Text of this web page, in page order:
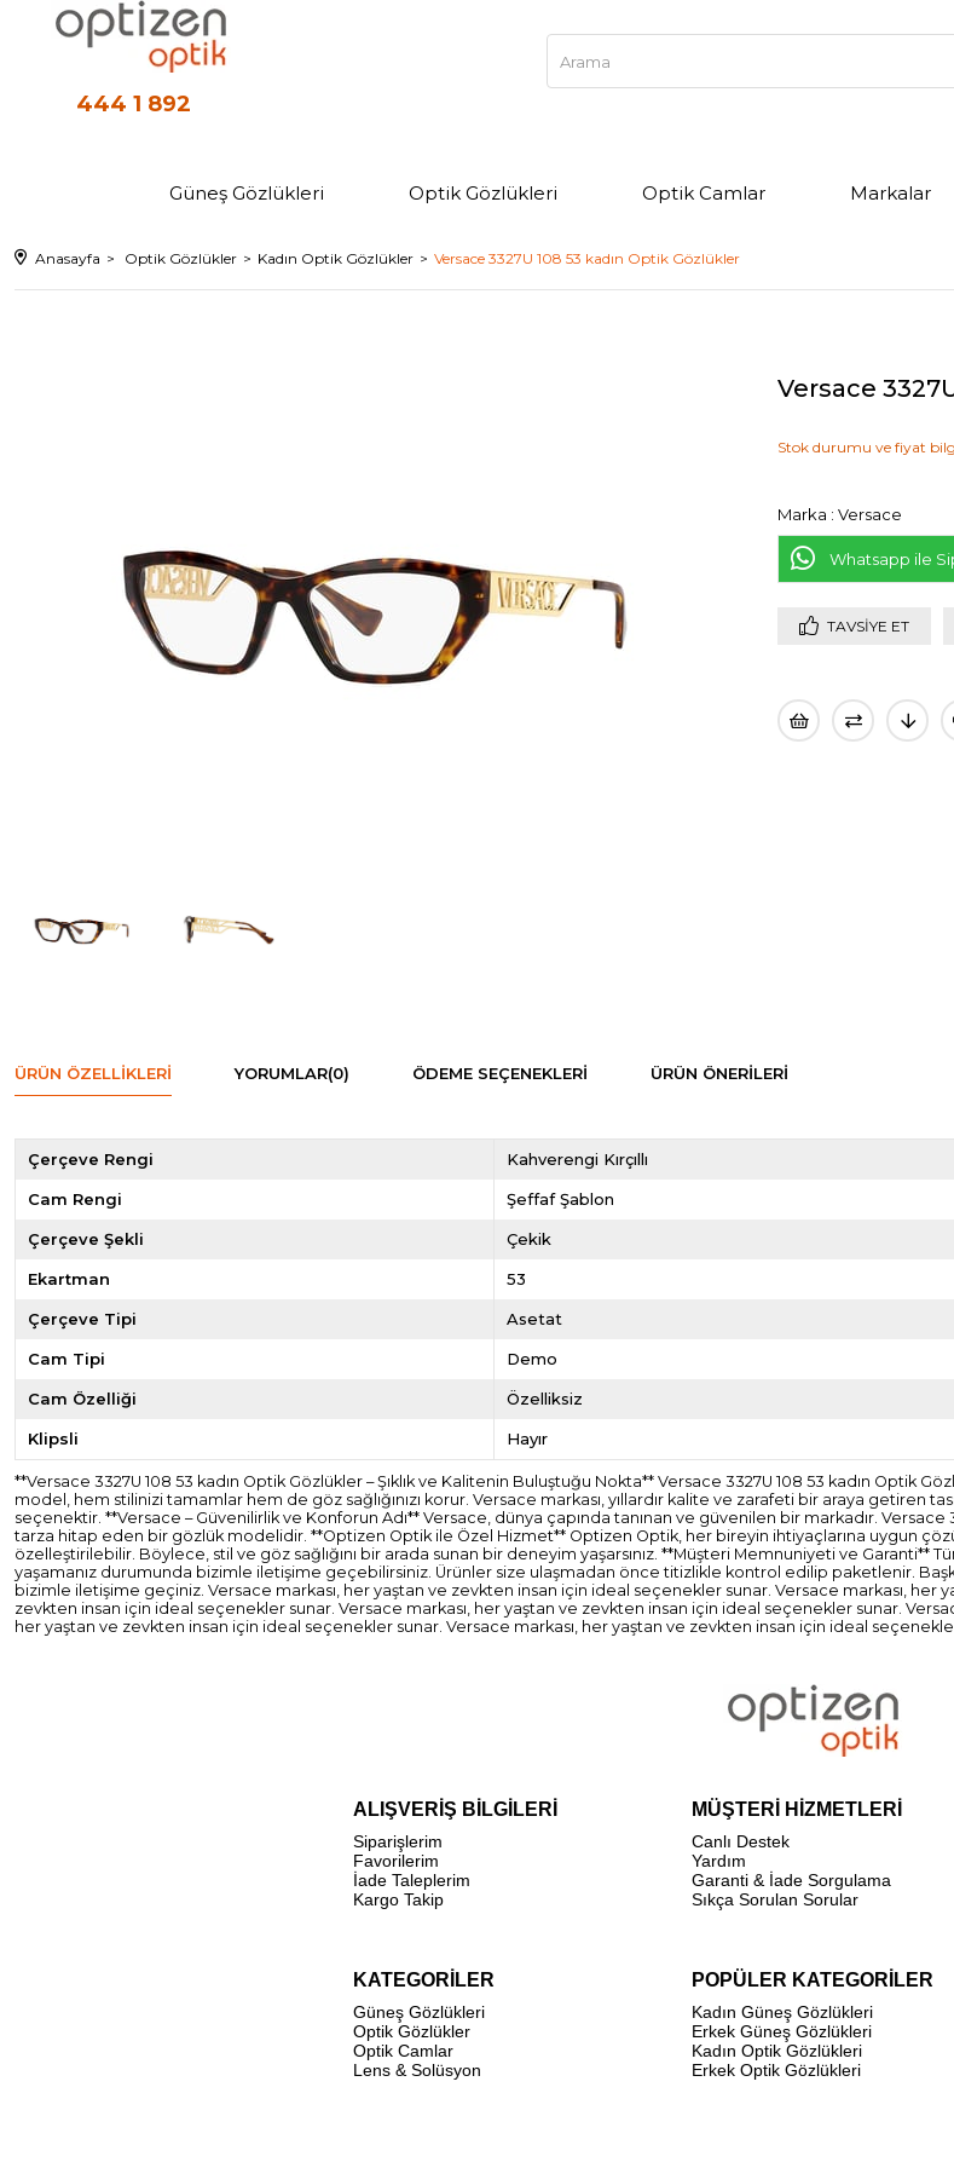
444 1 892
Güneş Gözlükleri Optik Gözlükleri Optik Camlar Markalar
Anasayfa Optik Gözlükler Kadın Optik Gözlükler Versace 3327U 108 53 kadın Optik Gözlükler
Versace
Stok durumu ve fiyat
Marka : Versace
Whatsapp ile
TAVSIYE ET
ÜRÜN ÖZELLIKLERI YORUMLAR(0) ÖDEME SEÇENEKLERI ÜRÜN ÖNERILERI
Çerçeve Rengi Kahverengi Kırçıllı
Cam Rengi Şeffaf Şablon
Çerçeve Şekli Çekik
Ekartman 53
Çerçeve Tipi Asetat
Cam Tipi Demo
Cam Özelliği Özelliksiz
Klipsli Hayır
**Versace 3327U 108 53 kadın Optik Gözlükler – Şıklık ve Kalitenin Buluştuğu Nokta** Versace 3327U 108 53 kadın
model, hem stilinizi tamamlar hem de göz sağlığınızı korur. Versace markası, yıllardır kalite ve zarafeti bir araya getiren
seçenektir. **Versace – Güvenilirlik ve Konforun Adı** Versace, dünya çapında tanınan ve güvenilen bir markadır.
tarza hitap eden bir gözlük modelidir. **Optizen Optik ile Özel Hizmet** Optizen Optik, her bireyin ihtiyaçlarına uygun
özelleştirilebilir. Böylece, stil ve göz sağlığını bir arada sunan bir deneyim yaşarsınız. **Müşteri Memnuniyeti ve Garanti**
yaşamanız durumunda bizimle iletişime geçebilirsiniz. Ürünler size ulaşmadan önce titizlikle kontrol edilip paketlenir.
bizimle iletişime geçiniz. Versace markası, her yaştan ve zevkten insan için ideal seçenekler sunar. Versace markası,
zevkten insan için ideal seçenekler sunar. Versace markası, her yaştan ve zevkten insan için ideal seçenekler sunar.
her yaştan ve zevkten insan için ideal seçenekler sunar. Versace markası, her yaştan ve zevkten insan için ideal
ALIŞVERİŞ BİLGİLERİ
Siparişlerim
Favorilerim
İade Taleplerim
Kargo Takip
MÜŞTERİ HİZMETLERİ
Canlı Destek
Yardım
Garanti & İade Sorgulama
Sıkça Sorulan Sorular
KATEGORİLER
Güneş Gözlükleri
Optik Gözlükler
Optik Camlar
Lens & Solüsyon
POPÜLER KATEGORİLER
Kadın Güneş Gözlükleri
Erkek Güneş Gözlükleri
Kadın Optik Gözlükleri
Erkek Optik Gözlükleri